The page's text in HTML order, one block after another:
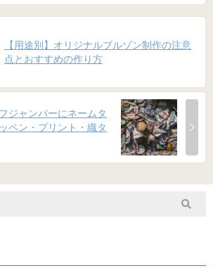
【用途別】オリジナルブルゾン制作の注意
点とおすすめの作り方
ジャンパーにネームタ
ペン・プリント・織タ